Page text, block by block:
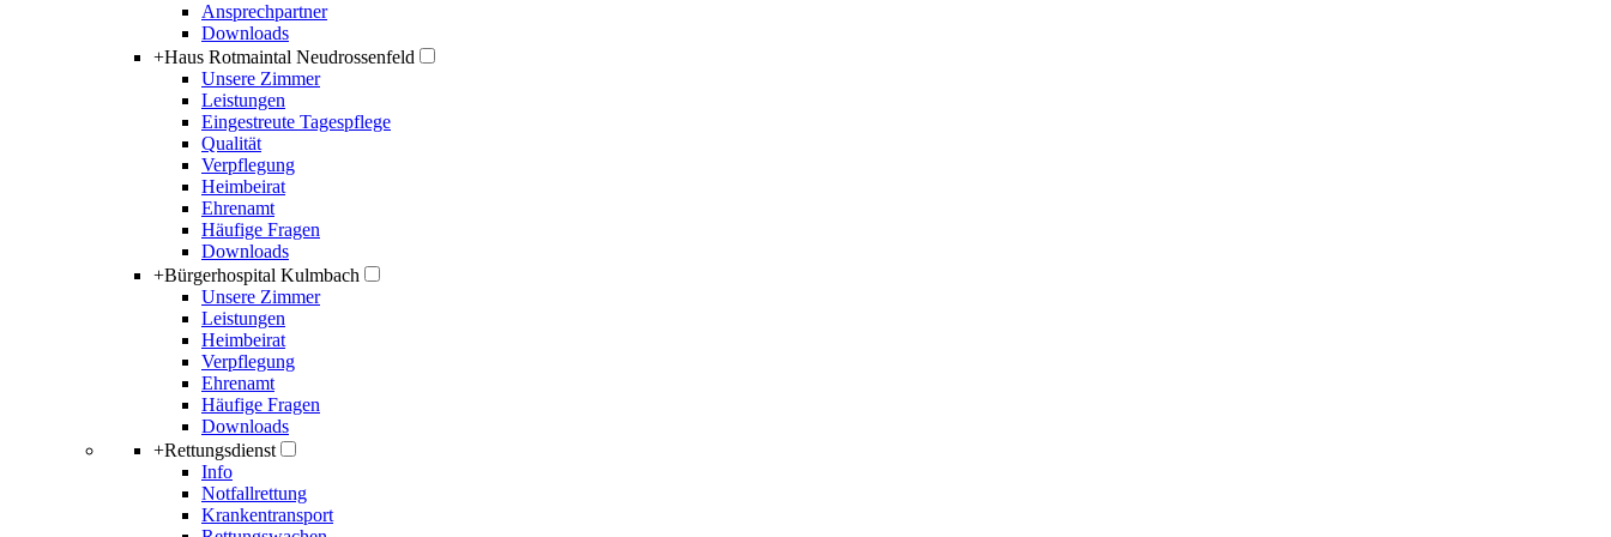
Ansprechpartner
Downloads
+Haus Rotmaintal Neudrossenfeld
Unsere Zimmer
Leistungen
Eingestreute Tagespflege
Qualität
Verpflegung
Heimbeirat
Ehrenamt
Häufige Fragen
Downloads
+Bürgerhospital Kulmbach
Unsere Zimmer
Leistungen
Heimbeirat
Verpflegung
Ehrenamt
Häufige Fragen
Downloads
+Rettungsdienst
Info
Notfallrettung
Krankentransport